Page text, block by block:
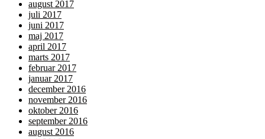
august 2017
juli 2017
juni 2017
maj 2017
april 2017
marts 2017
februar 2017
januar 2017
december 2016
november 2016
oktober 2016
september 2016
august 2016